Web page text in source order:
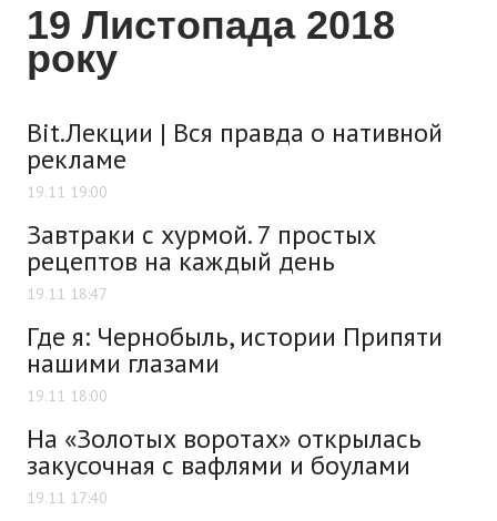
19 Листопада 2018
року
Bit.Лекции | Вся правда о нативной
рекламе
19.11 19:00
Завтраки с хурмой. 7 простых
рецептов на каждый день
19.11 18:47
Где я: Чернобыль, истории Припяти
нашими глазами
19.11 18:00
На «Золотых воротах» открылась
закусочная с вафлями и боулами
19.11 17:40